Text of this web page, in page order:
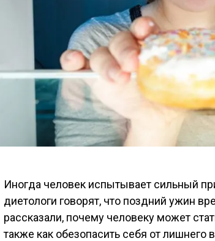
Иногда человек испытывает сильный
диетологи говорят, что поздний ужин
рассказали, почему человеку может
также как обезопасить себя от лишнего